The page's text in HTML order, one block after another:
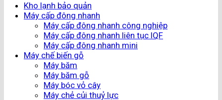
Kho lạnh bảo quản
Máy cấp đông nhanh
Máy cấp đông nhanh công nghiệp
Máy cấp đông nhanh liên tục IQF
Máy cấp đông nhanh mini
Máy chế biến gỗ
Máy băm
Máy băm gỗ
Máy bóc vỏ cây
Máy chẻ củi thuỷ lực